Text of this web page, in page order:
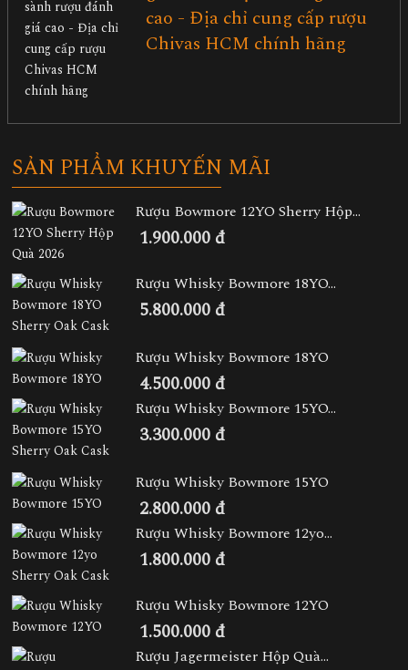
cao - Địa chỉ cung cấp rượu
Chivas HCM chính hãng
SẢN PHẨM KHUYẾN MÃI
Rượu Bowmore 12YO Sherry Hộp...
1.900.000 đ
Rượu Whisky Bowmore 18YO...
5.800.000 đ
Rượu Whisky Bowmore 18YO
4.500.000 đ
Rượu Whisky Bowmore 15YO...
3.300.000 đ
Rượu Whisky Bowmore 15YO
2.800.000 đ
Rượu Whisky Bowmore 12yo...
1.800.000 đ
Rượu Whisky Bowmore 12YO
1.500.000 đ
Rượu Jagermeister Hộp Quà...